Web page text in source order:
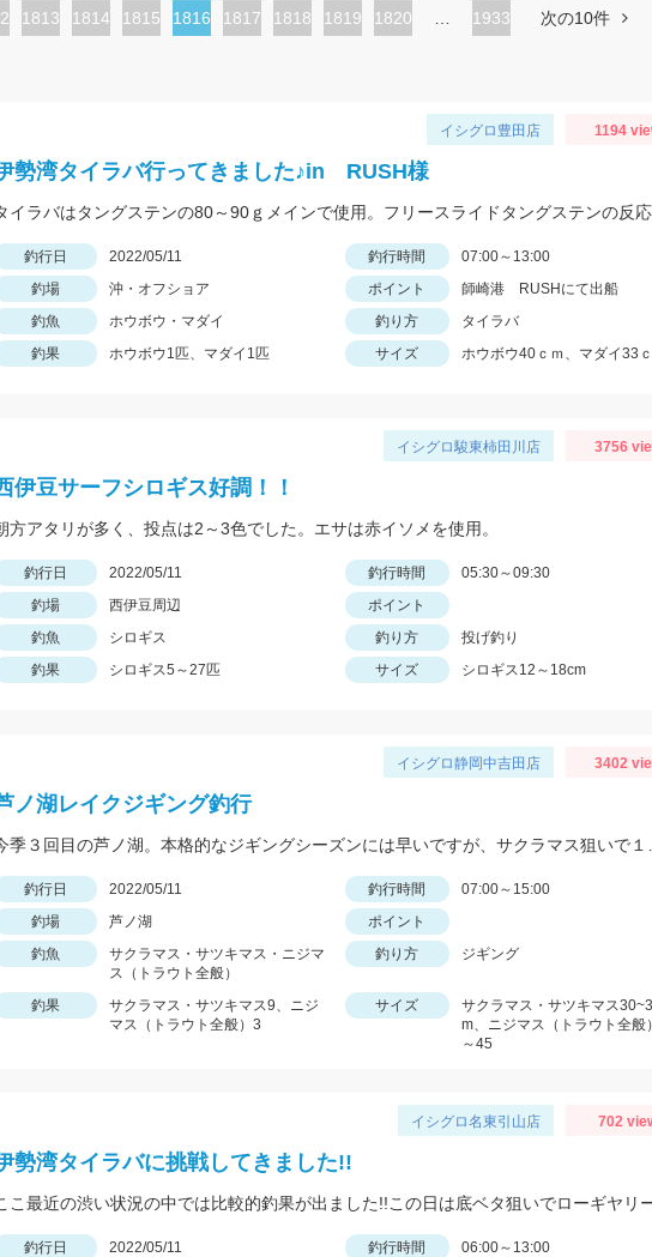
ペ
1813
ペ
1814
ペ
1815
カ
ペ
1816
ペ
1817
ペ
1818
ペ
1819
ペ
1820 1933 次の10件
イシグロ豊田店 1194
勢湾タイラバ行ってきました♪in RUSH様
釣行日 2022/05/11 釣行時間
07:00～13:00
釣場
沖・オフショア ポイント
師崎港 RUSHにて出船
釣魚
ホウボウ・マダイ 釣り方
タイラバ
釣果
ホウボウ1匹、マダイ1匹 サイズ ホウボウ40ｃｍ、マダイ33
イシグロ駿東柿田川店 3756
伊豆サーフシロギス好調！！
方アタリが多く、投点は2～3色でした。エサは赤イソメを使用。
釣行日 2022/05/11 釣行時間
05:30～09:30
釣場
西伊豆周辺
ポイント
釣魚
シロギス 釣り方
投げ釣り
釣果
シロギス5～27匹 サイズ シロギス12～18cm
イシグロ静岡中吉田店 3402
ノ湖レイクジギング釣行
釣行日 2022/05/11 釣行時間
07:00～15:00
釣場
芦ノ湖
ポイント
釣魚
サクラマス・サツキマス・ニジマ
ス（トラウト全般）
釣り方 ジギング
釣果
サクラマス・サツキマス9、ニジ
マス（トラウト全般）3
サイズ
サクラマス・サツキマス
m、ニジマス（トラウト全般
～45
イシグロ名東引山店 702
勢湾タイラバに挑戦してきました!!
釣行日 2022/05/11 釣行時間
06:00～13:00